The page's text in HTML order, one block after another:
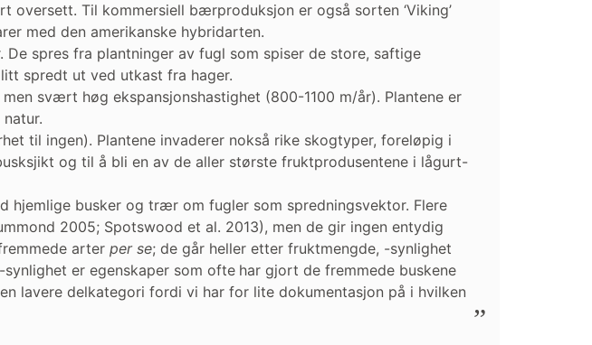
oversett. Til kommersiell bærproduksjon er også sorten ‘Viking’
med den amerikanske hybridarten.
spres fra plantninger av fugl som spiser de store, saftige
spredt ut ved utkast fra hager.
svært høg ekspansjonshastighet (800-1100 m/år). Plantene er
til ingen). Plantene invaderer nokså rike skogtyper, foreløpig i
og til å bli en av de aller største fruktprodusentene i lågurt-
hjemlige busker og trær om fugler som spredningsvektor. Flere
2005; Spotswood et al. 2013), men de gir ingen entydig
arter per se; de går heller etter fruktmengde, -synlighet
er egenskaper som ofte har gjort de fremmede buskene
lavere delkategori fordi vi har for lite dokumentasjon på i hvilken